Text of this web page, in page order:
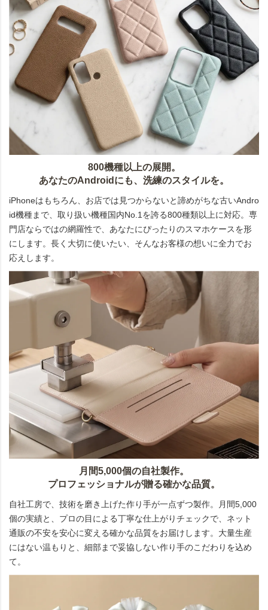
800機種以上の展開。
あなたのAndroidにも、洗練のスタイルを。
iPhoneはもちろん、お店では見つからないと諦めがちな古いAndro
id機種まで、取り扱い機種国内No.1を誇る800種類以上に対応。専
門店ならではの網羅性で、あなたにぴったりのスマホケースを形
にします。長く大切に使いたい、そんなお客様の想いに全力でお
応えします。
月間5,000個の自社製作。
プロフェッショナルが贈る確かな品質。
自社工房で、技術を磨き上げた作り手が一点ずつ製作。月間5,000
個の実績と、プロの目による丁寧な仕上がりチェックで、ネット
通販の不安を安心に変える確かな品質をお届けします。大量生産
にはない温もりと、細部まで妥協しない作り手のこだわりを込め
て。